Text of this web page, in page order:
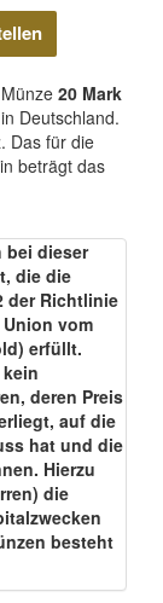
20 Mark
Deutschland.
Das für die
beträgt das
bei dieser
die die
der Richtlinie
Union vom
erfüllt.
deren Preis
auf die
hat und die
Hierzu
die
besteht